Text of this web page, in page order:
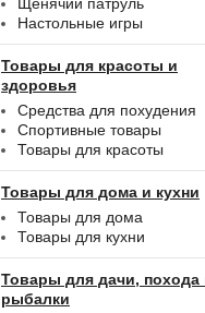
Настольные игры
Товары для красоты и
здоровья
Средства для похудения
Спортивные товары
Товары для красоты
Товары для дома и кухни
Товары для дома
Товары для кухни
Товары для дачи, похода
рыбалки